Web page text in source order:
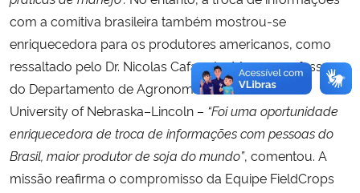
com a comitiva brasileira também mostrou-se
enriquecedora para os produtores americanos, como
ressaltado pelo Dr. Nicolas Cafaro La Menza, professor
do Departamento de Agronomia e Horticultura da
University of Nebraska–Lincoln – “Foi uma oportunidade
enriquecedora de troca de informações com pessoas do
Brasil, maior produtor de soja do mundo”, comentou. A
missão reafirma o compromisso da Equipe FieldCrops